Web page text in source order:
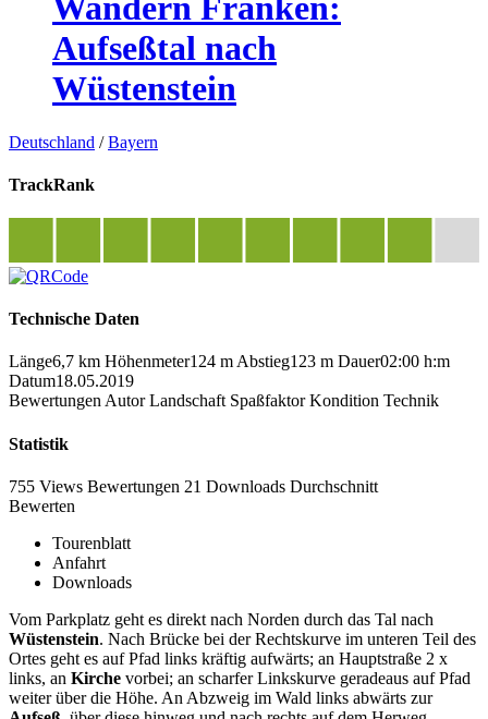
Aufseßtal nach
Wüstenstein
Deutschland /Bayern
TrackRank
Technische Daten
Länge6,7 km Höhenmeter124 m Abstieg123 m Dauer02:00 h:m
Datum18.05.2019
Bewertungen Autor Landschaft Spaßfaktor Kondition Technik
Statistik
755 Views Bewertungen 21 Downloads Durchschnitt
Bewerten
Tourenblatt
Anfahrt
Downloads
Vom Parkplatz geht es direkt nach Norden durch das Tal nach
Wüstenstein. Nach Brücke bei der Rechtskurve im unteren Teil des
Ortes geht es auf Pfad links kräftig aufwärts; an Hauptstraße 2 x
links, an Kirche vorbei; an scharfer Linkskurve geradeaus auf Pfad
weiter über die Höhe. An Abzweig im Wald links abwärts zur